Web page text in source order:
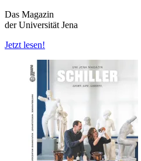
Das Magazin
der Universität Jena
Jetzt lesen!